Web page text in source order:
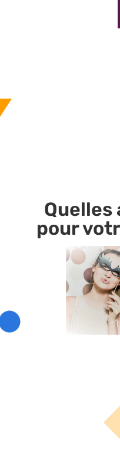
Quelles
pour